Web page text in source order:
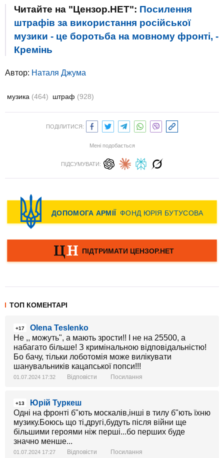
Читайте на "Цензор.НЕТ": Посилення
штрафів за використання російської
музики - це боротьба на мовному фронті, -
Кремінь
Автор: Наталя Джума
музика (464) штраф (928)
ПОДІЛИТИСЯ:
Мені подобається
ПІДСУМУВАТИ:
ТОП КОМЕНТАРІ
+17
Olena Teslenko
Не ,, можуть", а мають зрости!! І не на 25500, а
набагато більше! З кримінальною відповідальністю!
Бо бачу, тільки лоботомія може вилікувати
шанувальників кацапської попси!!!
01.07.2024 17:32 Відповісти Посилання
+13
Юрій Туркеш
Одні на фронті б"ють москалів,інші в тилу б"ють їхню
музику.Боюсь що ті,другі,будуть після війни ще
більшими героями ніж перші...бо перших буде
значно менше...
01.07.2024 17:27 Відповісти Посилання